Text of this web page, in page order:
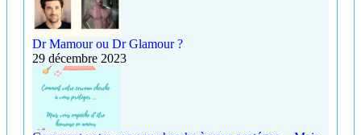
Dr Mamour ou Dr Glamour ?
29 décembre 2023